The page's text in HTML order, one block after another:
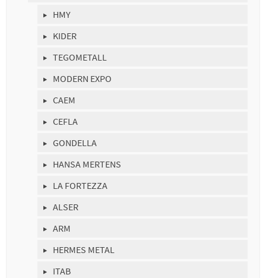
HMY
KIDER
TEGOMETALL
MODERN EXPO
CAEM
CEFLA
GONDELLA
HANSA MERTENS
LA FORTEZZA
ALSER
ARM
HERMES METAL
ITAB